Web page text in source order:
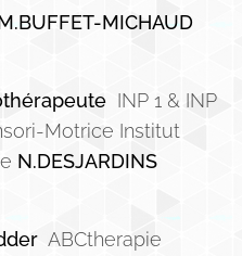
MICHAUD
INP 1 & INP
Motrice Institut
N.DESJARDINS
ABCtherapie